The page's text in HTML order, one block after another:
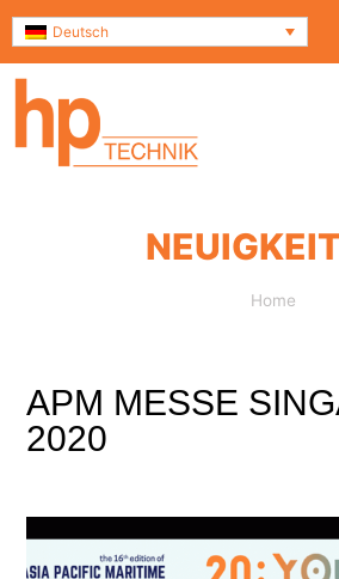
Deutsch
Home
APM MESSE
2020